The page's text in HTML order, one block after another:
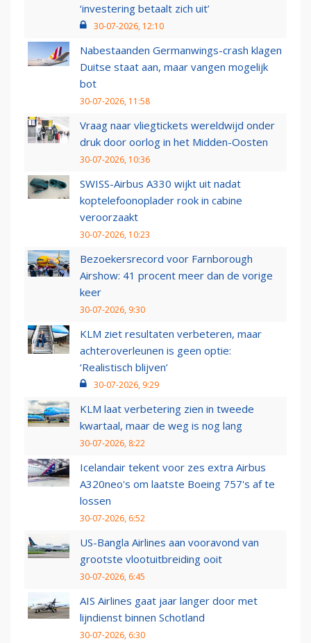
‘investering betaalt zich uit’
30-07-2026, 12:10
Nabestaanden Germanwings-crash klagen
Duitse staat aan, maar vangen mogelijk
bot
30-07-2026, 11:58
Vraag naar vliegtickets wereldwijd onder
druk door oorlog in het Midden-Oosten
30-07-2026, 10:36
SWISS-Airbus A330 wijkt uit nadat
koptelefoonoplader rook in cabine
veroorzaakt
30-07-2026, 10:23
Bezoekersrecord voor Farnborough
Airshow: 41 procent meer dan de vorige
keer
30-07-2026, 9:30
KLM ziet resultaten verbeteren, maar
achteroverleunen is geen optie:
‘Realistisch blijven’
30-07-2026, 9:29
KLM laat verbetering zien in tweede
kwartaal, maar de weg is nog lang
30-07-2026, 8:22
Icelandair tekent voor zes extra Airbus
A320neo's om laatste Boeing 757's af te
lossen
30-07-2026, 6:52
US-Bangla Airlines aan vooravond van
grootste vlootuitbreiding ooit
30-07-2026, 6:45
AIS Airlines gaat jaar langer door met
lijndienst binnen Schotland
30-07-2026, 6:30